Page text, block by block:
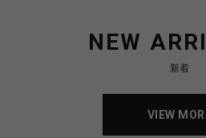
NEW
新着
VIEW